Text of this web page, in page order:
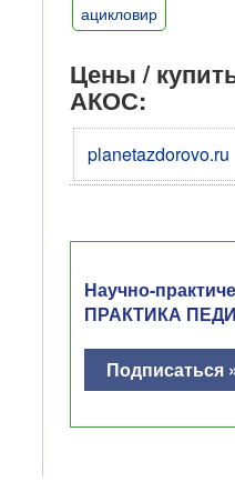
ацикловир
Цены /
АКОС:
planetazdorovo.ru
Научно-
ПРАКТИКА
Подписаться